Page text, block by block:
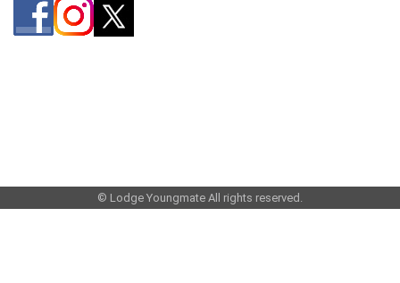
© Lodge Youngmate All rights reserved.